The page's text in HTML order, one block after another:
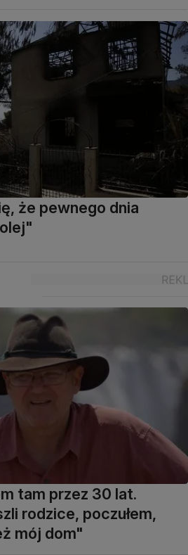
że pewnego dnia
tam przez 30 lat.
rodzice, poczułem,
mój dom"